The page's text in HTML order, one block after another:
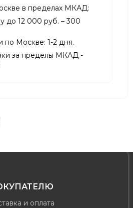
в пределах МКАД:
до 12 000 руб. – 300
по Москве: 1-2 дня.
за пределы МКАД -
и оплата